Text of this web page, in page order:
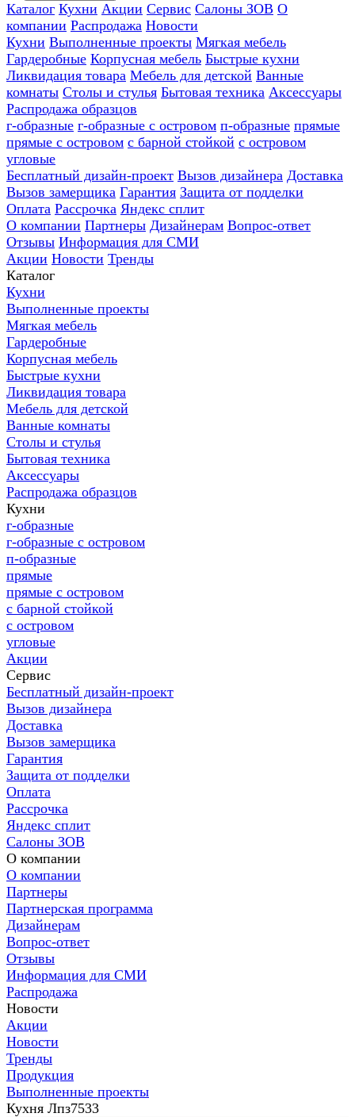
Каталог Кухни Акции Сервис Салоны ЗОВ О
компании Распродажа Новости
Кухни Выполненные проекты Мягкая мебель
Гардеробные Корпусная мебель Быстрые кухни
Ликвидация товара Мебель для детской Ванные
комнаты Столы и стулья Бытовая техника Аксессуары
Распродажа образцов
г-образные г-образные с островом п-образные прямые
прямые с островом с барной стойкой с островом
угловые
Бесплатный дизайн-проект Вызов дизайнера Доставка
Вызов замерщика Гарантия Защита от подделки
Оплата Рассрочка Яндекс сплит
О компании Партнеры Дизайнерам Вопрос-ответ
Отзывы Информация для СМИ
Акции Новости Тренды
Каталог
Кухни
Выполненные проекты
Мягкая мебель
Гардеробные
Корпусная мебель
Быстрые кухни
Ликвидация товара
Мебель для детской
Ванные комнаты
Столы и стулья
Бытовая техника
Аксессуары
Распродажа образцов
Кухни
г-образные
г-образные с островом
п-образные
прямые
прямые с островом
с барной стойкой
с островом
угловые
Акции
Сервис
Бесплатный дизайн-проект
Вызов дизайнера
Доставка
Вызов замерщика
Гарантия
Защита от подделки
Оплата
Рассрочка
Яндекс сплит
Салоны ЗОВ
О компании
О компании
Партнеры
Партнерская программа
Дизайнерам
Вопрос-ответ
Отзывы
Информация для СМИ
Распродажа
Новости
Акции
Новости
Тренды
Продукция
Выполненные проекты
Кухня Лпз7533